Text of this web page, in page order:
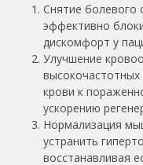
Снятие болевого
эффективно
дискомфорт у
Улучшение
высокочастотных
крови к
ускорению
Нормализация
устранить
восстанавливая